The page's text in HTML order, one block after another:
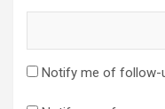
Notify me of follow-